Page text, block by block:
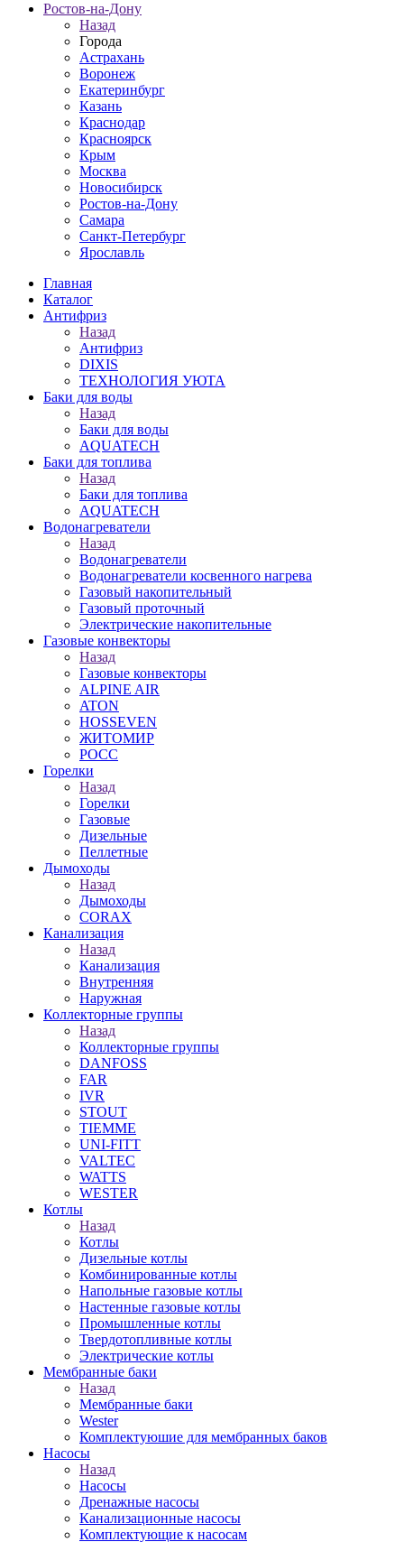
Ростов-на-Дону
Назад
Города
Астрахань
Воронеж
Екатеринбург
Казань
Краснодар
Красноярск
Крым
Москва
Новосибирск
Ростов-на-Дону
Самара
Санкт-Петербург
Ярославль
Главная
Каталог
Антифриз
Назад
Антифриз
DIXIS
ТЕХНОЛОГИЯ УЮТА
Баки для воды
Назад
Баки для воды
AQUATECH
Баки для топлива
Назад
Баки для топлива
AQUATECH
Водонагреватели
Назад
Водонагреватели
Водонагреватели косвенного нагрева
Газовый накопительный
Газовый проточный
Электрические накопительные
Газовые конвекторы
Назад
Газовые конвекторы
ALPINE AIR
ATON
HOSSEVEN
ЖИТОМИР
РОСС
Горелки
Назад
Горелки
Газовые
Дизельные
Пеллетные
Дымоходы
Назад
Дымоходы
CORAX
Канализация
Назад
Канализация
Внутренняя
Наружная
Коллекторные группы
Назад
Коллекторные группы
DANFOSS
FAR
IVR
STOUT
TIEMME
UNI-FITT
VALTEC
WATTS
WESTER
Котлы
Назад
Котлы
Дизельные котлы
Комбинированные котлы
Напольные газовые котлы
Настенные газовые котлы
Промышленные котлы
Твердотопливные котлы
Электрические котлы
Мембранные баки
Назад
Мембранные баки
Wester
Комплектуюшие для мембранных баков
Насосы
Назад
Насосы
Дренажные насосы
Канализационные насосы
Комплектующие к насосам